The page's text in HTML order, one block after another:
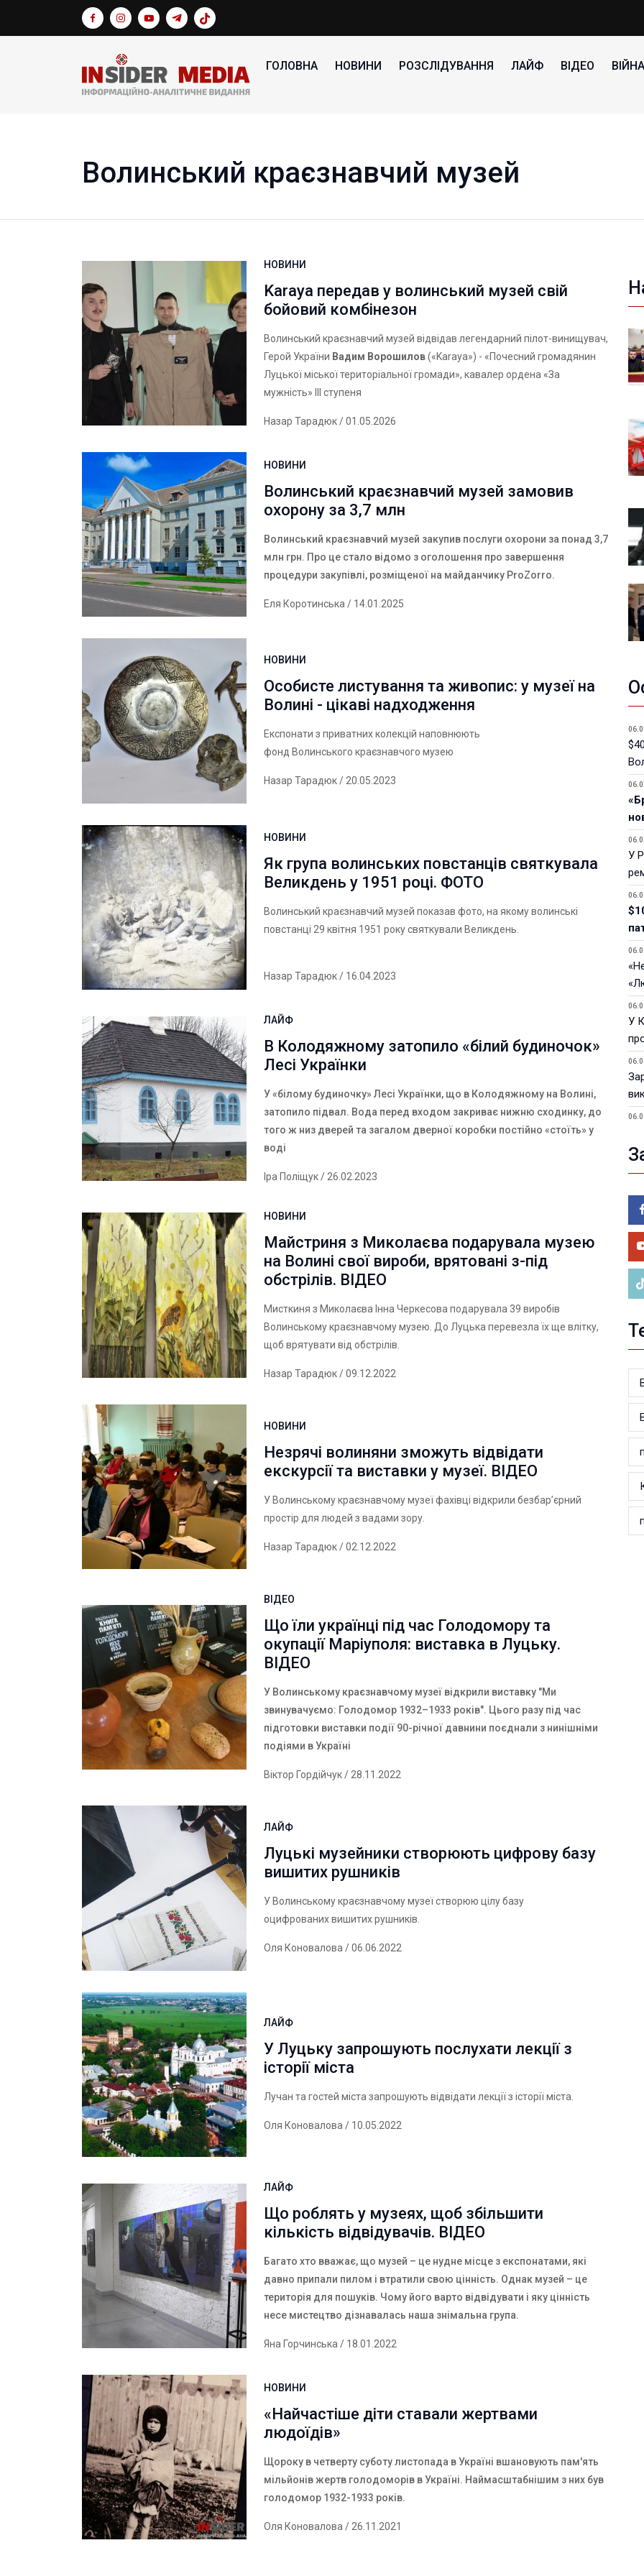
ГОЛОВНА НОВИНИ РОЗСЛІДУВАННЯ ЛАЙФ ВІДЕО ВІЙНА
Волинський краєзнавчий музей
НОВИНИ
Karaya передав у волинський музей свій
бойовий комбінезон
Волинський краєзнавчий музей відвідав легендарний пілот-винищувач,
Герой України Вадим Ворошилов(«Karaya») - «Почесний громадянин
Луцької міської територіальної громади», кавалер ордена «За
мужність» ІІІ ступеня
Назар Тарадюк/ 01.05.2026
НОВИНИ
Волинський краєзнавчий музей замовив
охорону за 3,7 млн
Волинський краєзнавчий музей закупив послуги охорони за понад 3,7
млн грн. Про це стало відомо з оголошення про завершення
процедури закупівлі, розміщеної на майданчику ProZorro.
Еля Коротинська / 14.01.2025
НОВИНИ
Особисте листування та живопис: у музеї на
Волині - цікаві надходження
Експонати з приватних колекцій наповнюють
фонд Волинського краєзнавчого музею
Назар Тарадюк/ 20.05.2023
НОВИНИ
Як група волинських повстанців святкувала
Великдень у 1951 році. ФОТО
Волинський краєзнавчий музей показав фото, на якому волинські
повстанці 29 квітня 1951 року святкували Великдень.
Назар Тарадюк/ 16.04.2023
ЛАЙФ
В Колодяжному затопило «білий будиночок»
Лесі Українки
У «білому будиночку» Лесі Українки, що в Колодяжному на Волині,
затопило підвал. Вода перед входом закриває нижню сходинку, до
того ж низ дверей та загалом дверної коробки постійно «стоїть» у
воді
Іра Поліщук/ 26.02.2023
НОВИНИ
Майстриня з Миколаєва подарувала музею
на Волині свої вироби, врятовані з-під
обстрілів. ВІДЕО
Мисткиня з Миколаєва Інна Черкесова подарувала 39 виробів
Волинському краєзнавчому музею. До Луцька перевезла їх ще влітку,
щоб врятувати від обстрілів.
Назар Тарадюк/ 09.12.2022
НОВИНИ
Незрячі волиняни зможуть відвідати
екскурсії та виставки у музеї. ВІДЕО
У Волинському краєзнавчому музеї фахівці відкрили безбар’єрний
простір для людей з вадами зору.
Назар Тарадюк/ 02.12.2022
ВІДЕО
Що їли українці під час Голодомору та
окупації Маріуполя: виставка в Луцьку.
ВІДЕО
У Волинському краєзнавчому музеї відкрили виставку "Ми
звинувачуємо: Голодомор 1932–1933 років". Цього разу під час
підготовки виставки події 90-річної давнини поєднали з нинішніми
подіями в Україні
Віктор Гордійчук/ 28.11.2022
ЛАЙФ
Луцькі музейники створюють цифрову базу
вишитих рушників
У Волинському краєзнавчому музеї створюю цілу базу
оцифрованих вишитих рушників.
Оля Коновалова/ 06.06.2022
ЛАЙФ
У Луцьку запрошують послухати лекції з
історії міста
Лучан та гостей міста запрошують відвідати лекції з історії міста.
Оля Коновалова/ 10.05.2022
ЛАЙФ
Що роблять у музеях, щоб збільшити
кількість відвідувачів. ВІДЕО
Багато хто вважає, що музей – це нудне місце з експонатами, які
давно припали пилом і втратили свою цінність. Однак музей – це
територія для пошуків. Чому його варто відвідувати і яку цінність
несе мистецтво дізнавалась наша знімальна група.
Яна Горчинська / 18.01.2022
НОВИНИ
«Найчастіше діти ставали жертвами
людоїдів»
Щороку в четверту суботу листопада в Україні вшановують пам'ять
мільйонів жертв голодоморів в Україні. Наймасштабнішим з них був
голодомор 1932-1933 років.
Оля Коновалова / 26.11.2021
У
У
У